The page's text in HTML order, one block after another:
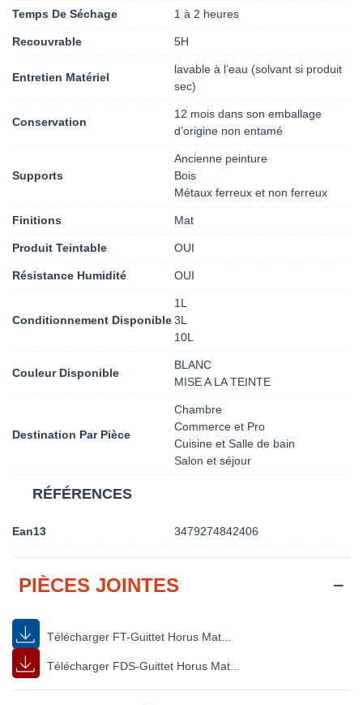
Temps De Séchage 1 à 2 heures
Recouvrable 5H
Entretien Matériel
lavable à l’eau (solvant si produit
sec)
Conservation
12 mois dans son emballage
d’origine non entamé
Supports
Ancienne peinture
Bois
Métaux ferreux et non ferreux
Finitions Mat
Produit Teintable OUI
Résistance Humidité OUI
Conditionnement Disponible
1L
3L
10L
Couleur Disponible
BLANC
MISE A LA TEINTE
Destination Par Pièce
Chambre
Commerce et Pro
Cuisine et Salle de bain
Salon et séjour
RÉFÉRENCES
Ean13 3479274842406
PIÈCES JOINTES
Télécharger FT-Guittet Horus Mat...
Télécharger FDS-Guittet Horus Mat...